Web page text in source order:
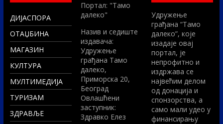
ДИЈАСПОРА
ОТАЏБИНА
МАГАЗИН
КУЛТУРА
МУЛТИМЕДИЈА
ТУРИЗАМ
ЗДРАВЉЕ
Портал: "Тамо
далеко"
Назив и седиште
издавача:
Удружење
грађана Тамо
далеко,
Приморска 20,
Београд
Овлашћени
заступник:
Здравко Елез
Удружење
грађана “Тамо
далеко”, које
изадаје овај
портал, је
непрофитно и
издржава се
највећим делом
од донација и
спонзорства, а
само мали удео у
финансирању